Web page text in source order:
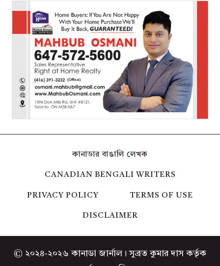
কানাডার বাঙালি লেখক
CANADIAN BENGALI WRITERS
PRIVACY POLICY TERMS OF USE
DISCLAIMER
© ২০২৪-২০২৬ কানাডা জার্নাল। সুব্রত কুমার দাস কর্তৃক